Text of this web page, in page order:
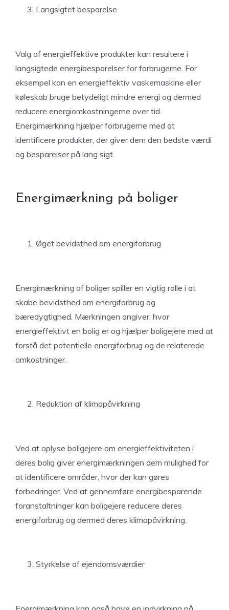
Langsigtet besparelse
Valg af energieffektive produkter kan resultere i
langsigtede energibesparelser for forbrugerne. For
eksempel kan en energieffektiv vaskemaskine eller
køleskab bruge betydeligt mindre energi og dermed
reducere energiomkostningerne over tid.
Energimærkning hjælper forbrugerne med at
identificere produkter, der giver dem den bedste værdi
og besparelser på lang sigt.
Energimærkning på boliger
Øget bevidsthed om energiforbrug
Energi­mærkning af boliger spiller en vigtig rolle i at
skabe bevidsthed om energiforbrug og
bæredygtighed. Mærkningen angiver, hvor
energieffektivt en bolig er og hjælper boligejere med at
forstå det potentielle energiforbrug og de relaterede
omkostninger.
Reduktion af klimapåvirkning
Ved at oplyse boligejere om energieffektiviteten i
deres bolig giver energimærkningen dem mulighed for
at identificere områder, hvor der kan gøres
forbedringer. Ved at gennemføre energibesparende
foranstaltninger kan boligejere reducere deres
energiforbrug og dermed deres klimapåvirkning.
Styrkelse af ejendomsværdier